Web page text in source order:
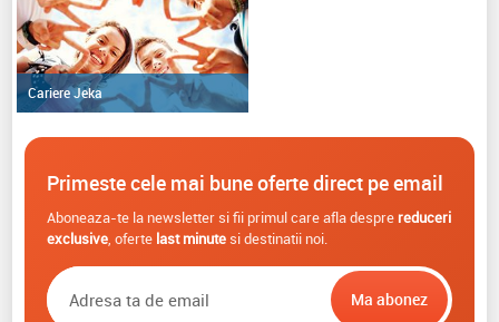
Cariere Jeka
Primeste cele mai bune oferte direct pe email
Aboneaza-te la newsletter si fii primul care afla despre reduceri
exclusive, oferte last minutesi destinatii noi.